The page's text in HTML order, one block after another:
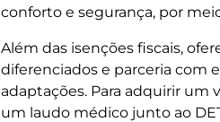
conforto e segurança, por
Além das isenções fiscais,
diferenciados e parceria com
adaptações. Para adquirir um
um laudo médico junto ao